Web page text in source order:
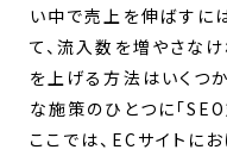
い中で売上を伸ばすに
て、流入数を増やさな
を上げる方法はいくつ
な施策のひとつに「
ここでは、ECサイトに